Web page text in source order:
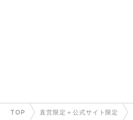
TOP 直営限定＋公式サイト限定